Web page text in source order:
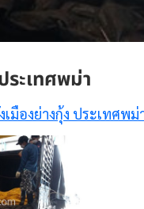
ะเทศพม่า
มืองย่างกุ้ง ประเทศพม่